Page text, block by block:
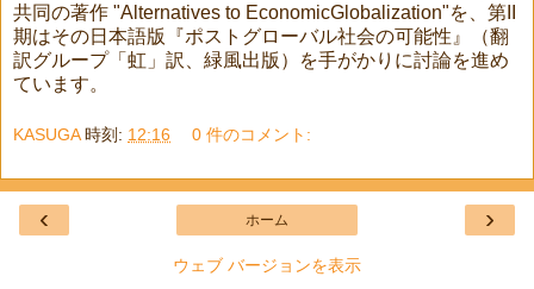
共同の著作 "Alternatives to EconomicGlobalization"を、第II
期はその日本語版『ポストグローバル社会の可能性』（翻
訳グループ「虹」訳、緑風出版）を手がかりに討論を進め
ています。
KASUGA 時刻: 12:16 0 件のコメント:
‹ ›
ホーム
ウェブ バージョンを表示